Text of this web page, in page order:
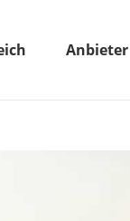
Anbieter